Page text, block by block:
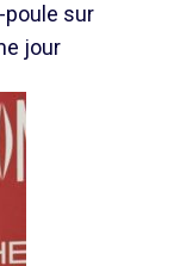
poule sur
jour